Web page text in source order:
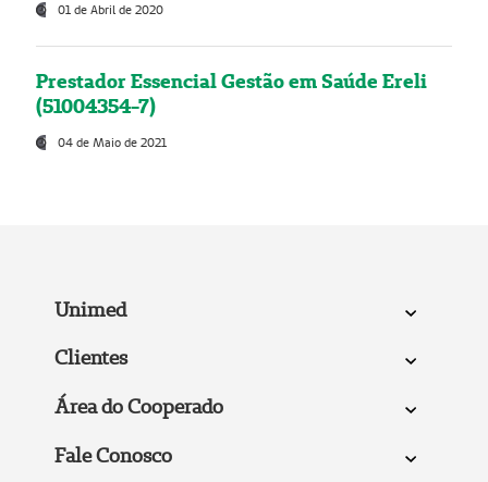
01 de Abril de 2020
Prestador Essencial Gestão em Saúde Ereli
(51004354-7)
04 de Maio de 2021
Unimed
Clientes
Área do Cooperado
Fale Conosco